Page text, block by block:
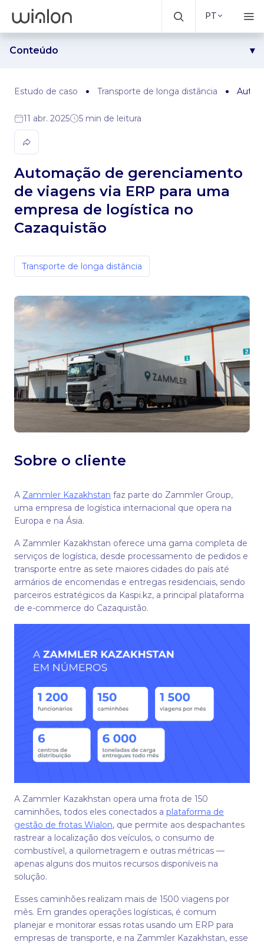
PT
Conteúdo
Solução
Estudo de caso Transporte de longa distância
11 abr. 2025 5 min de leitura
Automação de gerenciamento
de viagens via ERP para uma
empresa de logística no
Cazaquistão
Transporte de longa distância
Sobre o cliente
A Zammler Kazakhstan faz parte do Zammler Group,
uma empresa de logística internacional que opera na
Europa e na Ásia.
A Zammler Kazakhstan oferece uma gama completa de
serviços de logística, desde processamento de pedidos e
transporte entre as sete maiores cidades do país até
armários de encomendas e entregas residenciais, sendo
parceiros estratégicos da Kaspi.kz, a principal plataforma
de e-commerce do Cazaquistão.
A Zammler Kazakhstan opera uma frota de 150
caminhões, todos eles conectados a plataforma de
gestão de frotas Wialon, que permite aos despachantes
rastrear a localização dos veículos, o consumo de
combustível, a quilometragem e outras métricas —
apenas alguns dos muitos recursos disponíveis na
solução.
Esses caminhões realizam mais de 1500 viagens por
mês. Em grandes operações logísticas, é comum
planejar e monitorar essas rotas usando um ERP para
empresas de transporte, e na Zammler Kazakhstan, esse